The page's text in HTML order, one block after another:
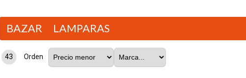
BAZAR LAMPARAS
43 Orden